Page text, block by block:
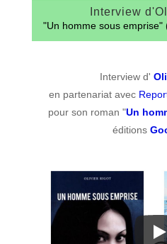
Interview
"Un homme sous emprise"
Interview d'
en partenariat avec
pour son roman "Un
éditions